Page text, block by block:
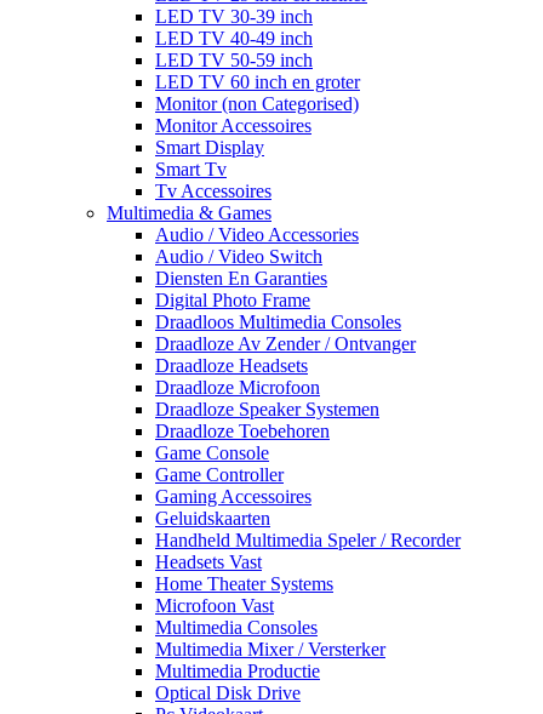
LED TV 30-39 inch
LED TV 40-49 inch
LED TV 50-59 inch
LED TV 60 inch en groter
Monitor (non Categorised)
Monitor Accessoires
Smart Display
Smart Tv
Tv Accessoires
Multimedia & Games
Audio / Video Accessories
Audio / Video Switch
Diensten En Garanties
Digital Photo Frame
Draadloos Multimedia Consoles
Draadloze Av Zender / Ontvanger
Draadloze Headsets
Draadloze Microfoon
Draadloze Speaker Systemen
Draadloze Toebehoren
Game Console
Game Controller
Gaming Accessoires
Geluidskaarten
Handheld Multimedia Speler / Recorder
Headsets Vast
Home Theater Systems
Microfoon Vast
Multimedia Consoles
Multimedia Mixer / Versterker
Multimedia Productie
Optical Disk Drive